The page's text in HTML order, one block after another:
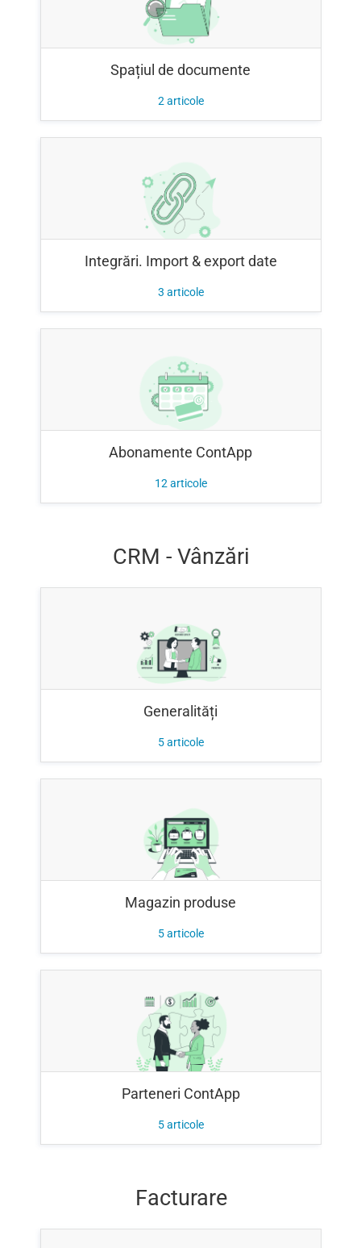
Spațiul de documente
2 articole
Integrări. Import & export date
3 articole
Abonamente ContApp
12 articole
CRM - Vânzări
Generalități
5articole
Magazin produse
5articole
Parteneri ContApp
5articole
Facturare